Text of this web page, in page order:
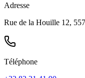
Adresse
Rue de la Houille 12,
Téléphone